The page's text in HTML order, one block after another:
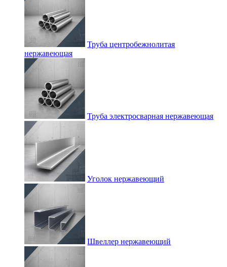
Труба центробежнолитая
нержавеющая
Труба электросварная нержавеющая
Уголок нержавеющий
Швеллер нержавеющий